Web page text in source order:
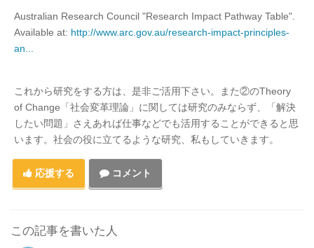
Australian Research Council "Research Impact Pathway Table".
Available at: http://www.arc.gov.au/research-impact-principles-
an...
これから研究をする方は、是非ご活用下さい。また②のTheory
of Change「社会変革理論」に関しては研究のみならず、「解決
したい問題」さえあれば仕事などでも活用することができると思
います。社会の役に立てるような研究、私もしていきます。
応援する コメント
この記事を書いた人